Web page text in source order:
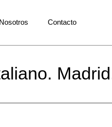
Nosotros Contacto